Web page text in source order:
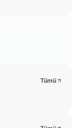
Tümü